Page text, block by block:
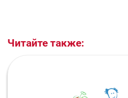
Читайте также: